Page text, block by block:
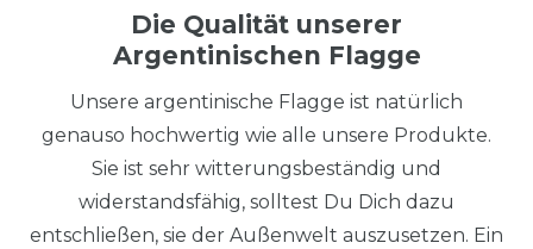
Die Qualität unserer
Argentinischen Flagge
Unsere argentinische Flagge ist natürlich
genauso hochwertig wie alle unsere Produkte.
Sie ist sehr witterungsbeständig und
widerstandsfähig, solltest Du Dich dazu
entschließen, sie der Außenwelt auszusetzen. Ein